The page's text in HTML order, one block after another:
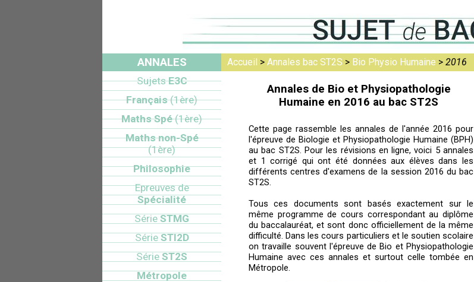
Accueil > Annales bac ST2S > Bio Physio Humaine > 2016
Annales de Bio et Physiopathologie
Humaine en 2016 au bac ST2S
Cette page rassemble les annales de l'année 2016 pour
l'épreuve de Biologie et Physiopathologie Humaine (BPH)
au bac ST2S. Pour les révisions en ligne, voici 5 annales
et 1 corrigé qui ont été données aux élèves dans les
différents centres d'examens de la session 2016 du bac
ST2S.
Tous ces documents sont basés exactement sur le
même programme de cours correspondant au diplôme
du baccalauréat, et sont donc officiellement de la même
difficulté. Dans les cours particuliers et le soutien scolaire
on travaille souvent l'épreuve de Bio et Physiopathologie
Humaine avec ces annales et surtout celle tombée en
Métropole.
ANNALES
SujetsE3C
Français(1ère)
Maths Spé(1ère)
Maths non-Spé
(1ère)
Philosophie
Epreuves de
Spécialité
Série STMG
SérieSTI2D
Série ST2S
Métropole